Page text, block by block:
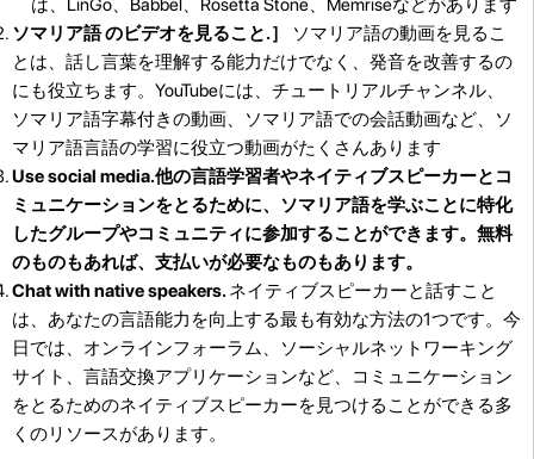
ソマリア語 のビデオを見ること.］
ソマリア語の動画を見るこ
とは、話し言葉を理解する能力だけでなく、発音を改善するの
にも役立ちます。YouTubeには、チュートリアルチャンネル、
ソマリア語字幕付きの動画、ソマリア語での会話動画など、ソ
マリア語言語の学習に役立つ動画がたくさんあります
Use social media.他の言語学習者やネイティブスピーカーとコ
ミュニケーションをとるために、ソマリア語を学ぶことに特化
したグループやコミュニティに参加することができます。無料
のものもあれば、支払いが必要なものもあります。
Chat with native speakers.ネイティブスピーカーと話すこと
は、あなたの言語能力を向上する最も有効な方法の1つです。今
日では、オンラインフォーラム、ソーシャルネットワーキング
サイト、言語交換アプリケーションなど、コミュニケーション
をとるためのネイティブスピーカーを見つけることができる多
くのリソースがあります。